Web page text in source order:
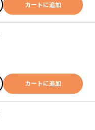
カートに追加
カートに追加